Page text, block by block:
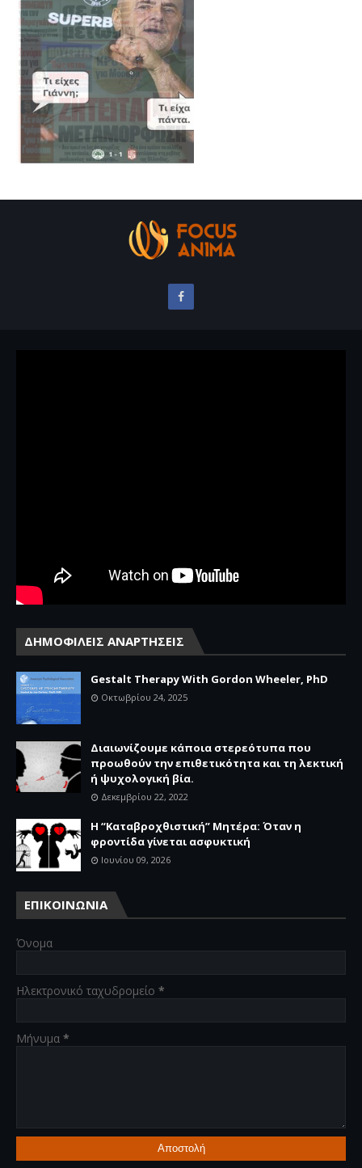
ΔΗΜΟΦΙΛΕΙΣ ΑΝΑΡΤΗΣΕΙΣ
Gestalt Therapy With Gordon Wheeler, PhD
Οκτωβρίου 24, 2025
Διαιωνίζουμε κάποια στερεότυπα που
προωθούν την επιθετικότητα και τη λεκτική
ή ψυχολογική βία.
Δεκεμβρίου 22, 2022
Η “Καταβροχθιστική” Mητέρα: Όταν η
φροντίδα γίνεται ασφυκτική
Ιουνίου 09, 2026
ΕΠΙΚΟΙΝΩΝΙΑ
Όνομα
Ηλεκτρονικό ταχυδρομείο *
Μήνυμα *